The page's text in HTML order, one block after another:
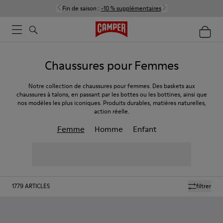
Fin de saison : -10 % supplémentaires
Chaussures pour Femmes
Notre collection de chaussures pour femmes. Des baskets aux
chaussures à talons, en passant par les bottes ou les bottines, ainsi que
nos modèles les plus iconiques. Produits durables, matières naturelles,
action réelle.
Femme Homme Enfant
filtrer
1779ARTICLES